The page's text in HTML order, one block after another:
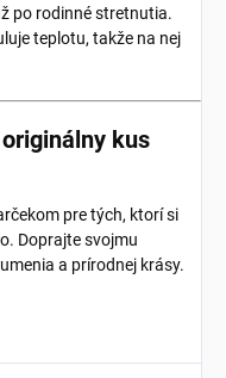
po rodinné stretnutia.
teplotu, takže na nej
kus
pre tých, ktorí si
Doprajte svojmu
a prírodnej krásy.